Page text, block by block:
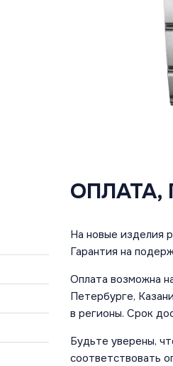
ОПЛАТА,
На новые изделия
Гарантия на
Оплата возможна
Петербурге,
в регионы. Срок
Будьте уверены,
соответствовать